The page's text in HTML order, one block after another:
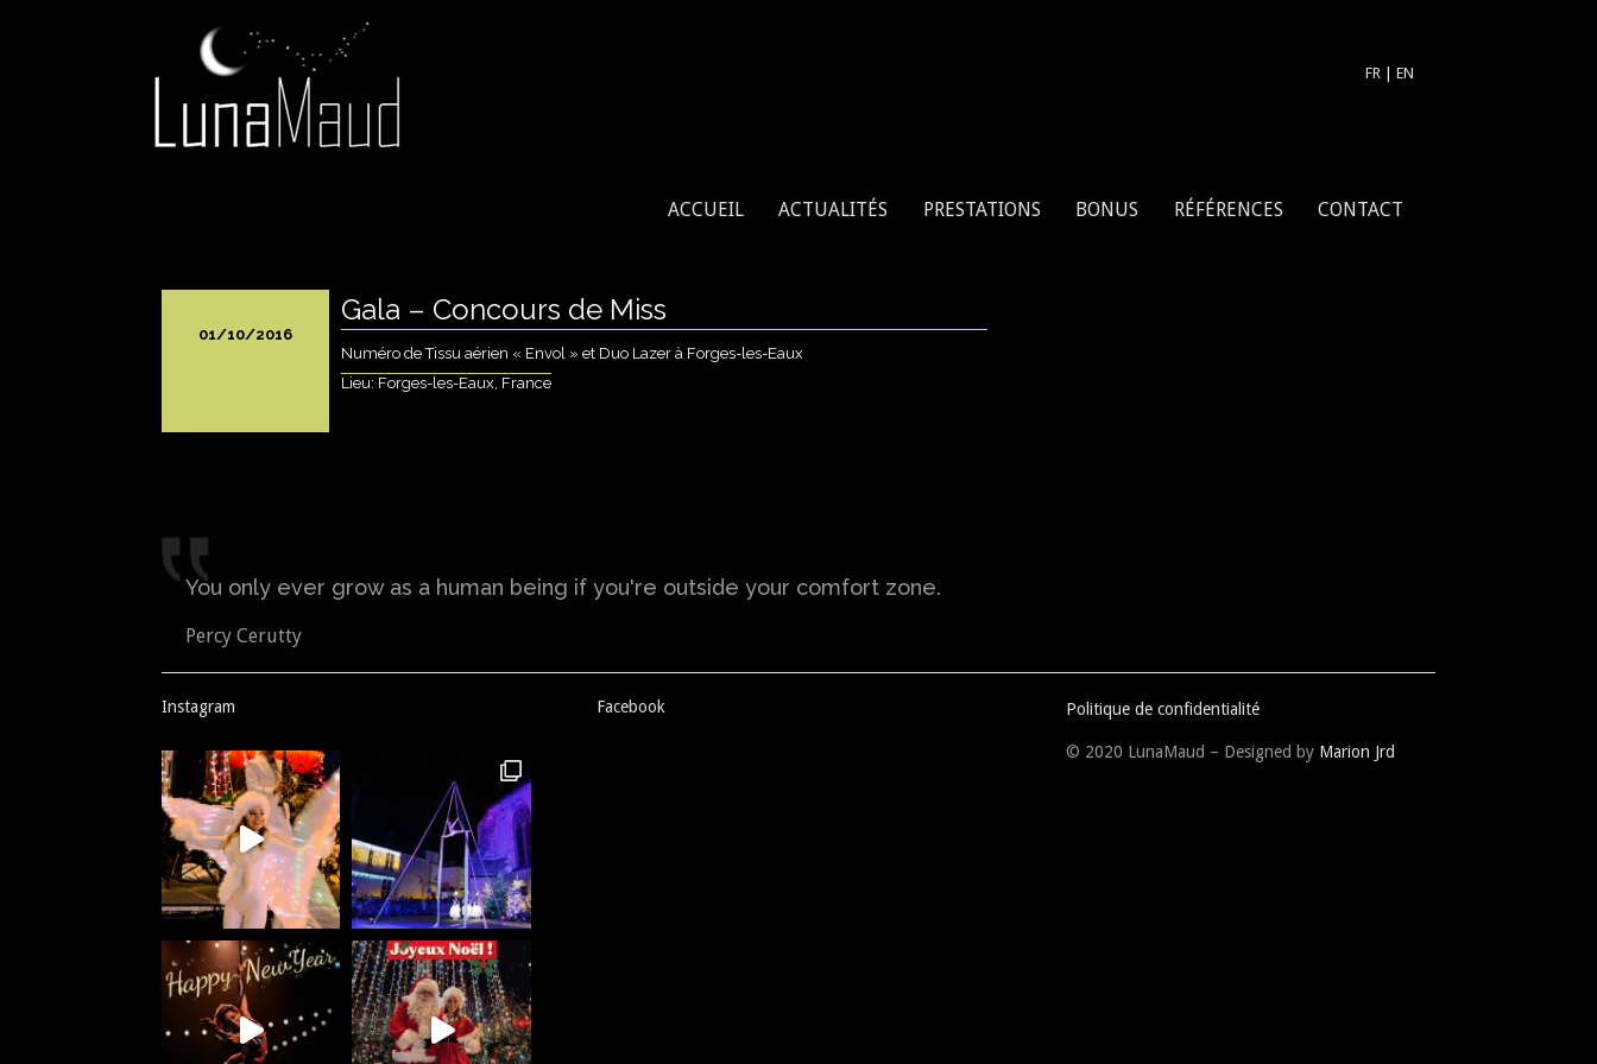
FR EN
Acrobate aérienne, artiste aérienne, tissu aérien, cerceau aérien
PRINCIPAL
ACCUEIL ACTUALITÉS PRESTATIONS BONUS RÉFÉRENCES CONTACT
01/10/2016
Gala – Concours de Miss
Numéro de Tissu aérien « Envol » et Duo Lazer à Forges-les-Eaux
Lieu: Forges-les-Eaux, France
You only ever grow as a human being if you're outside your comfort zone.
Percy Cerutty
Instagram Facebook Politique de confidentialité
© 2020 LunaMaud – Designed by Marion Jrd